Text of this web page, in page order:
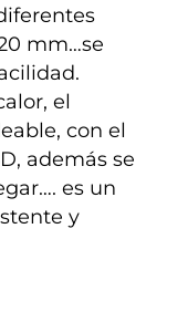
mm…se
el
con el
además se
es un
y